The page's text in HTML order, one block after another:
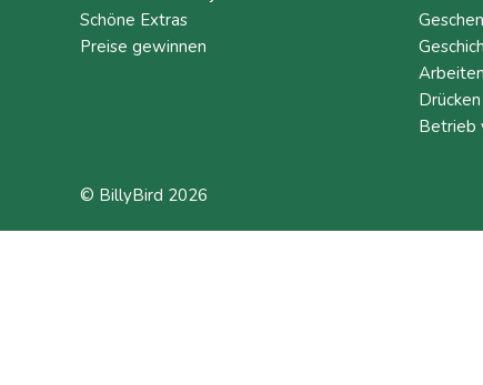
Schöne Extras
Preise gewinnen
Betrieb
© BillyBird 2026